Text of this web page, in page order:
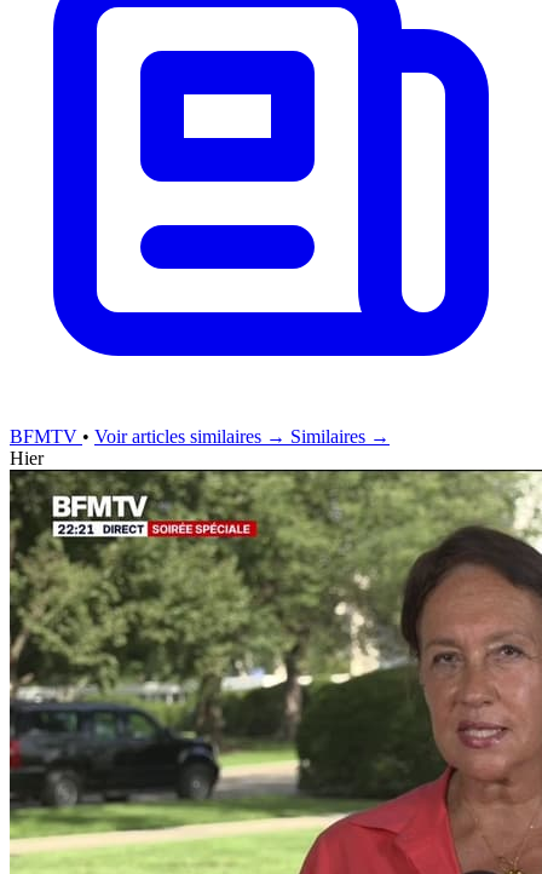
BFMTV • Voir articles similaires → Similaires →
Hier